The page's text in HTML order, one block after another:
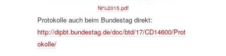
Nr%2015.pdf
Protokolle auch beim Bundestag direkt:
http://dipbt.bundestag.de/doc/btd/17/CD14600/Prot
okolle/